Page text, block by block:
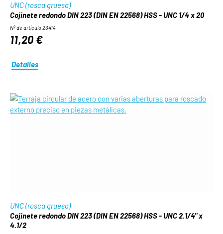
UNC (rosca gruesa)
Cojinete redondo DIN 223 (DIN EN 22568) HSS - UNC 1/4 x 20
Nº de artículo 23414
11,20 €
Detalles
UNC (rosca gruesa)
Cojinete redondo DIN 223 (DIN EN 22568) HSS - UNC 2.1/4" x
4.1/2